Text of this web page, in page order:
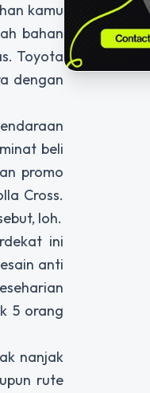
kamu
bahan
Toyota
dengan
beli
promo
Cross.
loh.
ini
anti
5 orang
nanjak
rute